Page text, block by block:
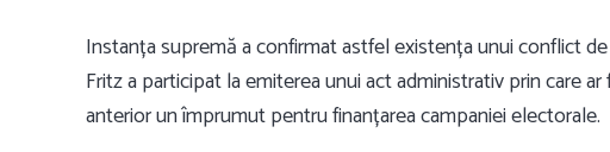
Instanța supremă a confirmat astfel existența unui conflict
Fritz a participat la emiterea unui act administrativ prin care
anterior un împrumut pentru finanțarea campaniei electorale.